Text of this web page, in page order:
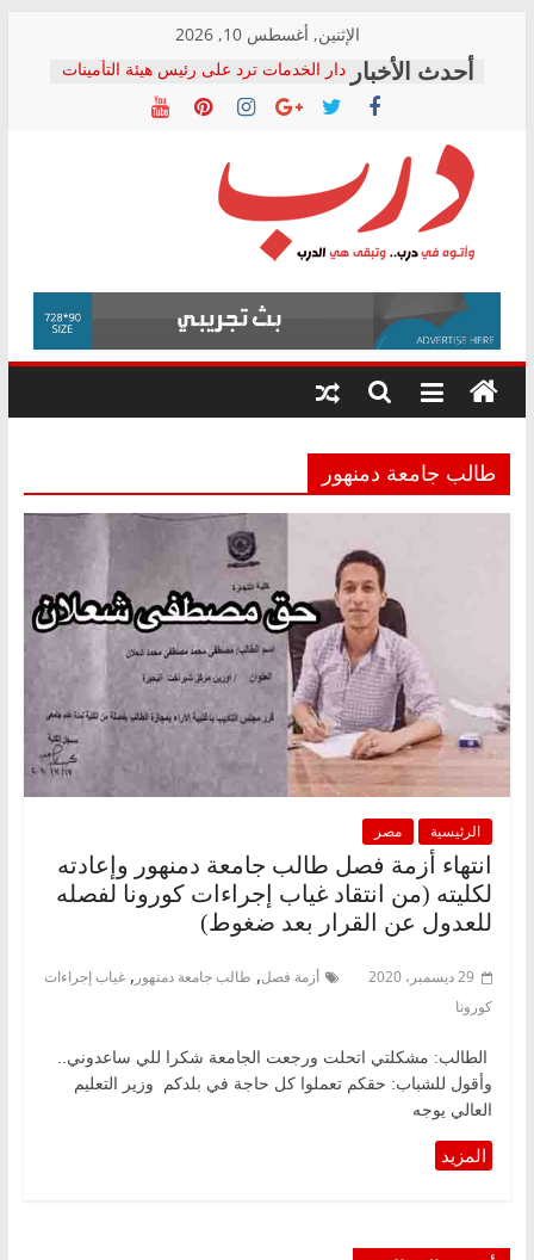
content
الإثنين, أغسطس 10, 2026
دار الخدمات ترد على رئيس هيئة التأمينات
بعد مؤتمره الصحفي: إنكار الأزمة لا ينهي
معاناة أصحاب المعاشات.. ونطالب بكشف
فرحات سليمان يكتب: القطاع الصحي إلى
أين؟
حزب التحالف الشعبي يطلق لجنة “الحق
في الصحة” بالإسكندرية لرصد الانتهاكات
ودعم المرضى
الوزاري لمدينة الصحفيين.. وانتهاء أعمال
إنشاء المبنى الإداري
المجلس القومي لحقوق الإنسان يعلن
متابعة قضية الدكتور محمد زهران.. ويؤكد:
قرينة البراءة وضمانات المحاكمة العادلة
درب
وأتوه
درب..
وتبقى
هي
طالب جامعة دمنهور
الرئيسية مصر
انتهاء أزمة فصل طالب جامعة دمنهور وإعادته
لكليته (من انتقاد غياب إجراءات كورونا لفصله
للعدول عن القرار بعد ضغوط)
29 ديسمبر، 2020 أزمة فصل, طالب جامعة دمنهور , غياب إجراءات
كورونا
الطالب: مشكلتي اتحلت ورجعت الجامعة شكرا للي ساعدوني..
وأقول للشباب: حقكم تعملوا كل حاجة في بلدكم وزير التعليم
العالي يوجه